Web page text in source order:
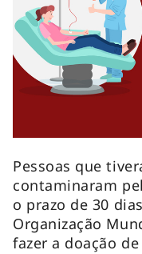
Pessoas que
contaminaram
o prazo de 30
Organização
fazer a doação